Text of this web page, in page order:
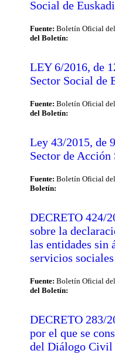
Social de Euskadi
Fuente: Boletín Oficial del
del Boletín:
LEY 6/2016, de
Sector Social de
Fuente: Boletín Oficial del
del Boletín:
Ley 43/2015, de
Sector de Acción
Fuente: Boletín Oficial
Boletín:
DECRETO 424/
sobre la
las entidades sin
servicios sociales
Fuente: Boletín Oficial del
del Boletín:
DECRETO 283/
por el que se
del Diálogo Civil